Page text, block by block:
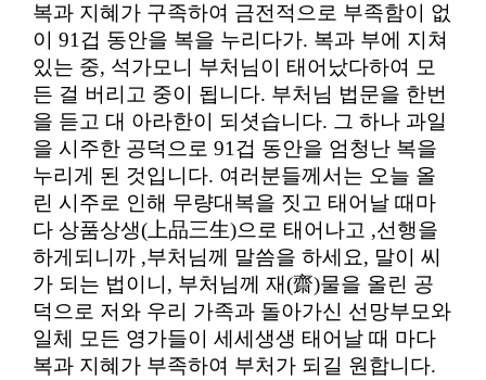
복과 지혜가 구족하여 금전적으로 부족함이 없
이 91겁 동안을 복을 누리다가. 복과 부에 지쳐
있는 중, 석가모니 부처님이 태어났다하여 모
든 걸 버리고 중이 됩니다. 부처님 법문을 한번
을 듣고 대 아라한이 되셧습니다. 그 하나 과일
을 시주한 공덕으로 91겁 동안을 엄청난 복을
누리게 된 것입니다. 여러분들께서는 오늘 올
린 시주로 인해 무량대복을 짓고 태어날 때마
다 상품상생( 上品三生)으로 태어나고 ,선행을
하게되니까 ,부처님께 말씀을 하세요, 말이 씨
가 되는 법이니, 부처님께 재(齋)물을 올린 공
덕으로 저와 우리 가족과 돌아가신 선망부모와
일체 모든 영가들이 세세생생 태어날 때 마다
복과 지혜가 부족하여 부처가 되길 원합니다.